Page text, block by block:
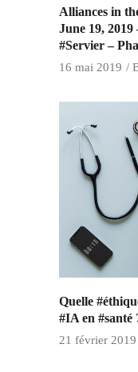
Alliances in
June 19,
#Servier –
16 mai 2019
Quelle
#IA en #santé
21 février 2019